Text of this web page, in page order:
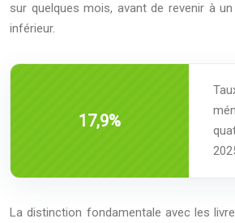
sur quelques mois, avant de revenir à
inférieur.
17,9%
La distinction fondamentale avec les